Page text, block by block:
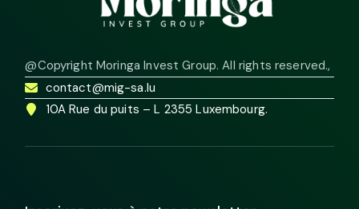
@Copyright Moringa Invest Group. All rights reserved.,
contact@mig-sa.lu
10A Rue du puits – L 2355 Luxembourg.